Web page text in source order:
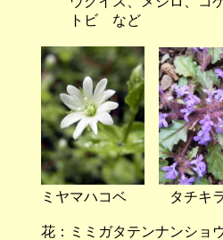
トビ など
ミヤマハコベ タチキ
花：ミミガタテンナンショ